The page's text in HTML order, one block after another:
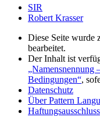
SIR
Robert Krasser
Diese Seite wurde
bearbeitet.
Der Inhalt ist
„Namensnennung
Bedingungen“,
Datenschutz
Über Pattern
Haftungsausschluss